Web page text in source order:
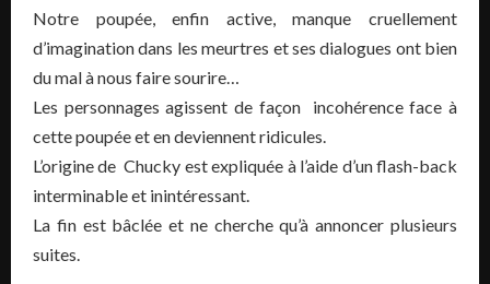
Notre poupée, enfin active, manque cruellement
d’imagination dans les meurtres et ses dialogues ont bien
du mal à nous faire sourire…
Les personnages agissent de façon incohérence face à
cette poupée et en deviennent ridicules.
L’origine de Chucky est expliquée à l’aide d’un flash-back
interminable et inintéressant.
La fin est bâclée et ne cherche qu’à annoncer plusieurs
suites.